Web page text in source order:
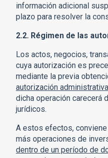
información adicional
plazo para resolver la
2.2. Régimen de las
Los actos, negocios,
cuya autorización es
mediante la previa
autorización
dicha operación carecerá
jurídicos.
A estos efectos,
más operaciones de
dentro de un período de